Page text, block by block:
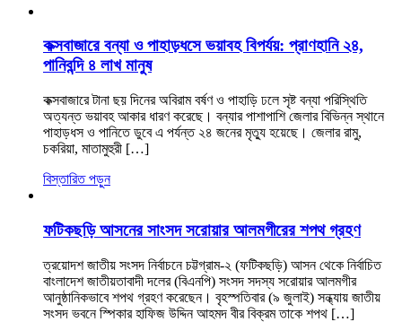
কক্সবাজারে বন্যা ও পাহাড়ধসে ভয়াবহ বিপর্যয়: প্রাণহানি ২৪,
পানিবন্দি ৪ লাখ মানুষ
কক্সবাজারে টানা ছয় দিনের অবিরাম বর্ষণ ও পাহাড়ি ঢলে সৃষ্ট বন্যা পরিস্থিতি
অত্যন্ত ভয়াবহ আকার ধারণ করেছে। বন্যার পাশাপাশি জেলার বিভিন্ন স্থানে
পাহাড়ধস ও পানিতে ডুবে এ পর্যন্ত ২৪ জনের মৃত্যু হয়েছে। জেলার রামু,
চকরিয়া, মাতামুহুরী […]
বিস্তারিত পড়ুন
ফটিকছড়ি আসনের সাংসদ সরোয়ার আলমগীরের শপথ গ্রহণ
ত্রয়োদশ জাতীয় সংসদ নির্বাচনে চট্টগ্রাম-২ (ফটিকছড়ি) আসন থেকে নির্বাচিত
বাংলাদেশ জাতীয়তাবাদী দলের (বিএনপি) সংসদ সদস্য সরোয়ার আলমগীর
আনুষ্ঠানিকভাবে শপথ গ্রহণ করেছেন। বৃহস্পতিবার (৯ জুলাই) সন্ধ্যায় জাতীয়
সংসদ ভবনে স্পিকার হাফিজ উদ্দিন আহমদ বীর বিক্রম তাকে শপথ […]